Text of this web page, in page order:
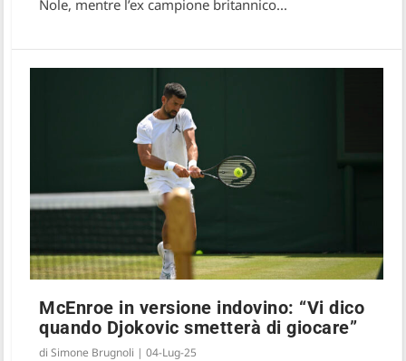
Nole, mentre l’ex campione britannico...
McEnroe in versione indovino: “Vi dico
quando Djokovic smetterà di giocare”
diSimone Brugnoli |04-Lug-25